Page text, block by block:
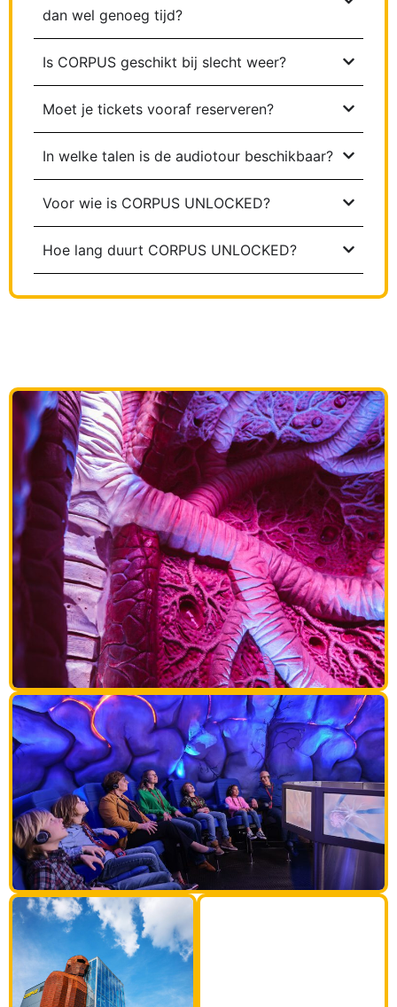
dan wel genoeg tijd?
Is CORPUS geschikt bij slecht weer?
Moet je tickets vooraf reserveren?
In welke talen is de audiotour beschikbaar?
Voor wie is CORPUS UNLOCKED?
Hoe lang duurt CORPUS UNLOCKED?